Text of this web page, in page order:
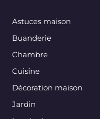
Astuces maison
Buanderie
Chambre
Cuisine
Décoration maison
Jardin